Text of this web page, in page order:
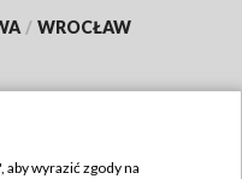
/ WROCŁAW
wyrazić zgody na